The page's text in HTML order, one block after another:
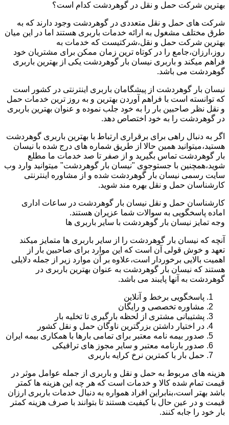
بهترین شرکت حمل و نقل در گوهردشت کدام است؟
شرکت های حمل و نقل متعددی در گوهردشت وجود دارند که به
طرق مختلف مشغول به ارائه خدمات باربری هستند اما در این میان
بهترین شرکت حمل و نقل،شرکتیست که خدمات به
روز،ارزان،جامع را در کوتاه ترین زمان ممکن برای مشتریان خود
فراهم میکند و باربری نیسان بار گوهردشت یکی از بهترین باربری
گوهردشت می باشد.
نیسان بار گوهردشت از پیشگامان باربری اینترنتی در کشور است
که توانسته است با فراهم آوردن بهترین و به روز ترین خدمات حمل
و نقل نظر صاحبین بار را به خود جلب نموده و عنوان بهترین باربری
در گوهردشت را به خود اختصاص دهد.
اگر به دنبال راهی برای برقراری ارتباط با بهترین باربری گوهردشت
هستید،میتوانید همین حالا از طریق شماره های درج شده با نیسان
بار گوهردشت تماس بگیرید و از صفر تا صد خدمات ما مطلع
شوید،همچنین با جستوجوی "نیسان بار گوهردشت" میتوانید وارد وب
سایت رسمی نیسان بار گوهردشت شده و از مشاوره اینترنتی
کارشناسان حمل و نقل بهره مند شوید.
کارشناسان حمل و نقل نیسان بار گوهردشت در ساعات اداری
اماده پاسخگویی به سوالات شما عزیران هستند.
وجه تمایز نیسان بار گوهردشت با سایر باربری ها
آنچه که نیسان بار گوهردشت را از سایر باربری ها متمایز میکند
تعهد و خوش قولی آن است که این موارد برای صاحبین بار از
اهمیت بالایی برخوردار است،علاوه بر آن موارد زیر از جمله دلایلی
هستند که نیسان بار گوهردشت به عنوان بهترین باربری در
گوهردشت به آنها پایبند می باشد.
پاسخگویی برخط و آنلاین
مشاوره تخصصی و رایگان
پشتیبانی مشتری از لحظه بارگیری تا تخلیه بار
در اختیار داشتن بزرگترین ناوگان حمل و نقل کشور
صدور بیمه نامه معتبر برای تمامی بارها با همکاری بیمه ایران
صدور بارنامه معتبر و سایر مجوز های ترافیکی
حمل بار با کمترین نرخ کرایه باربری
هزینه های مربوط به حمل و نقل و باربری از جمله عوامل موثر در
قیمت تمام شده کالا و خدمات است که هر چه این هزینه ها کمتر
باشد بهتر است،بنابراین افراد همواره به دنبال خدمات باربری ارزان
قیمت و در عین حال با کیفیت هستند تا بتوانند با صرف هزینه کمتر
بار خود را جابه کنند.